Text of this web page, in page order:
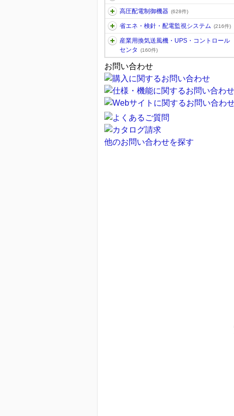
高圧配電制御機器 (628件)
省エネ・検針・配電監視システム (216件)
産業用換気送風機・UPS・コントロール
センタ
(160件)
お問い合わせ
他のお問い合わせを探す